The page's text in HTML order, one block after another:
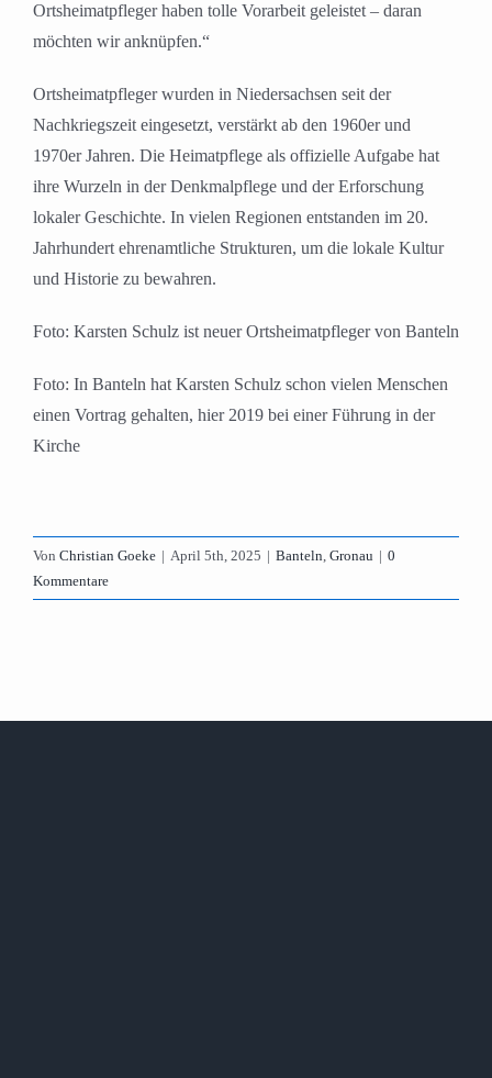
Ortsheimatpfleger haben tolle Vorarbeit geleistet – daran
möchten wir anknüpfen.“
Ortsheimatpfleger wurden in Niedersachsen seit der
Nachkriegszeit eingesetzt, verstärkt ab den 1960er und
1970er Jahren. Die Heimatpflege als offizielle Aufgabe hat
ihre Wurzeln in der Denkmalpflege und der Erforschung
lokaler Geschichte. In vielen Regionen entstanden im 20.
Jahrhundert ehrenamtliche Strukturen, um die lokale Kultur
und Historie zu bewahren.
Foto: Karsten Schulz ist neuer Ortsheimatpfleger von Banteln
Foto: In Banteln hat Karsten Schulz schon vielen Menschen
einen Vortrag gehalten, hier 2019 bei einer Führung in der
Kirche
Von Christian Goeke | April 5th, 2025 | Banteln, Gronau | 0
Kommentare